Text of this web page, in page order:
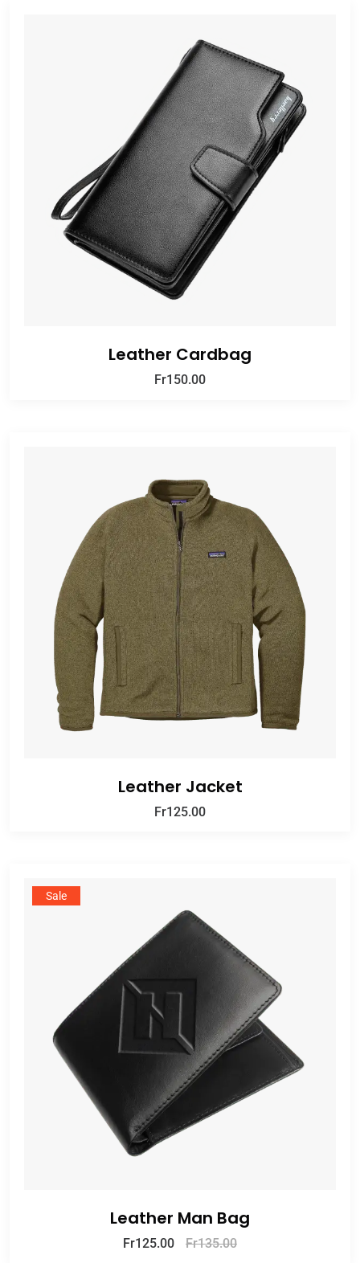
Leather Cardbag
Fr150.00
Leather Jacket
Fr125.00
Sale
Leather Man Bag
Fr125.00 Fr135.00